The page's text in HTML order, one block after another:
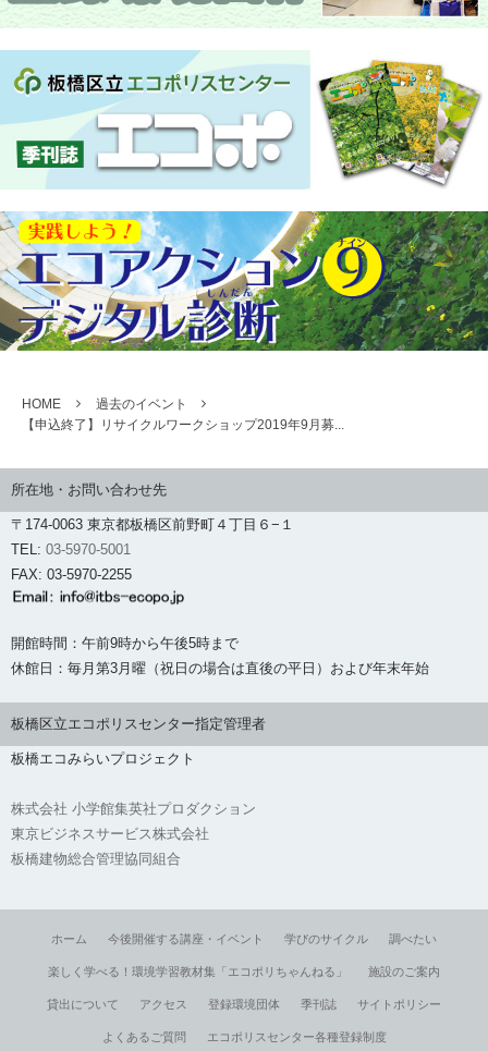
HOME
過去のイベント
【申込終了】リサイクルワークショップ2019年9月募...
所在地・お問い合わせ先
〒174-0063 東京都板橋区前野町４丁目６−１
TEL: 03-5970-5001
FAX: 03-5970-2255
開館時間：午前9時から午後5時まで
休館日：毎月第3月曜（祝日の場合は直後の平日）および年末年始
板橋区立エコポリスセンター指定管理者
板橋エコみらいプロジェクト
株式会社 小学館集英社プロダクション
東京ビジネスサービス株式会社
板橋建物総合管理協同組合
ホーム 今後開催する講座・イベント 学びのサイクル 調べたい
楽しく学べる！環境学習教材集「エコポリちゃんねる」 施設のご案内
貸出について アクセス 登録環境団体 季刊誌 サイトポリシー
よくあるご質問 エコポリスセンター各種登録制度